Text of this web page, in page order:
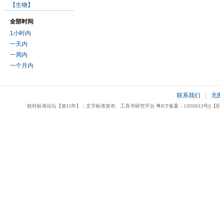
【生物】
全部时间
1小时内
一天内
一周内
一个月内
联系我们 无
校对标准论坛【第15年】：文字标准发布、工具书研究平台 粤ICP备案：12050613号|||【